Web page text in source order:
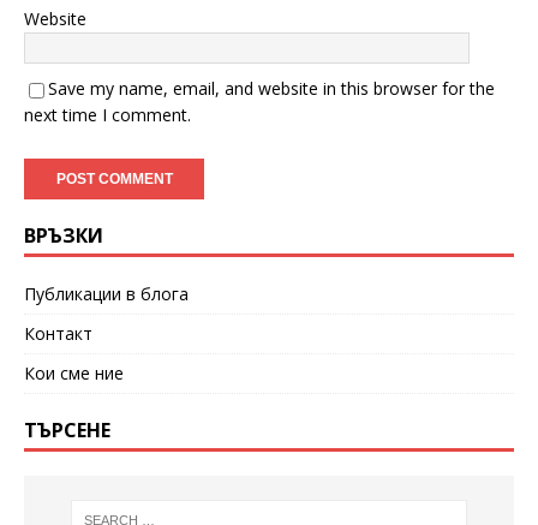
Website
Save my name, email, and website in this browser for the
next time I comment.
ВРЪЗКИ
Публикации в блога
Контакт
Кои сме ние
ТЪРСЕНЕ